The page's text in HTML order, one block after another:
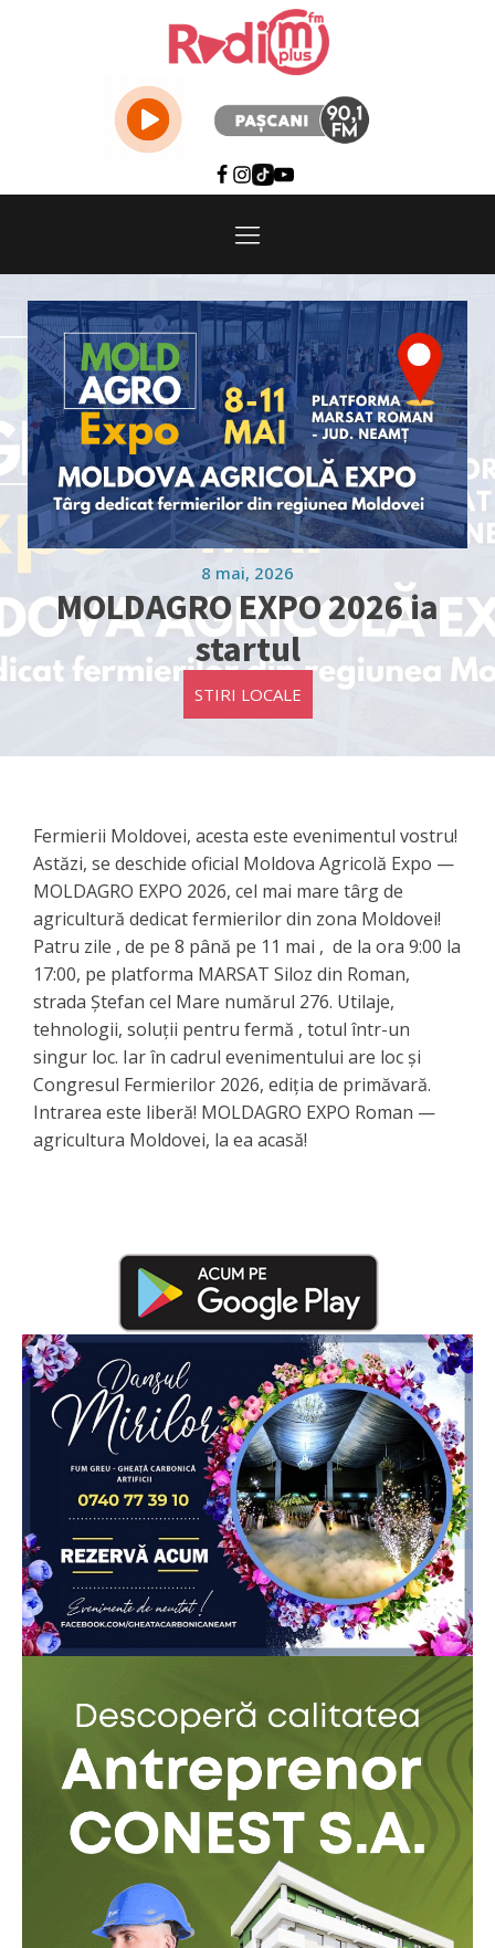
8 mai, 2026
MOLDAGRO EXPO 2026 ia
startul
STIRI LOCALE
Fermierii Moldovei, acesta este evenimentul vostru!
Astăzi, se deschide oficial Moldova Agricolă Expo —
MOLDAGRO EXPO 2026, cel mai mare târg de
agricultură dedicat fermierilor din zona Moldovei!
Patru zile , de pe 8 până pe 11 mai , de la ora 9:00 la
17:00, pe platforma MARSAT Siloz din Roman,
strada Ștefan cel Mare numărul 276. Utilaje,
tehnologii, soluții pentru fermă , totul într-un
singur loc. Iar în cadrul evenimentului are loc și
Congresul Fermierilor 2026, ediția de primăvară.
Intrarea este liberă! MOLDAGRO EXPO Roman —
agricultura Moldovei, la ea acasă!